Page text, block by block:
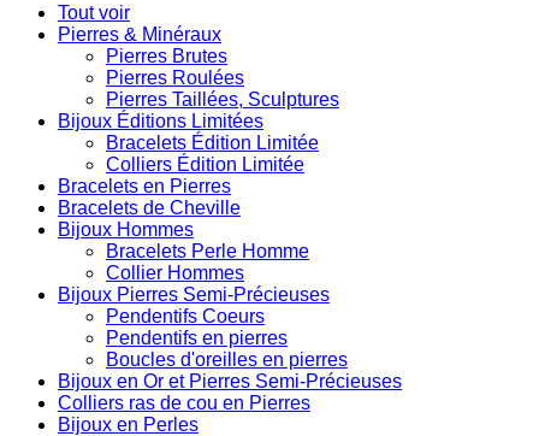
Tout voir
Pierres & Minéraux
Pierres Brutes
Pierres Roulées
Pierres Taillées, Sculptures
Bijoux Éditions Limitées
Bracelets Édition Limitée
Colliers Édition Limitée
Bracelets en Pierres
Bracelets de Cheville
Bijoux Hommes
Bracelets Perle Homme
Collier Hommes
Bijoux Pierres Semi-Précieuses
Pendentifs Coeurs
Pendentifs en pierres
Boucles d'oreilles en pierres
Bijoux en Or et Pierres Semi-Précieuses
Colliers ras de cou en Pierres
Bijoux en Perles